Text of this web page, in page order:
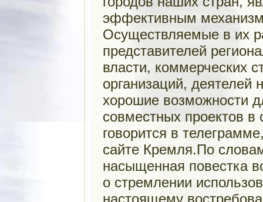
эффективным
Осуществляемые в их
представителей
власти, коммерческих
организаций, деятелей
хорошие возможности
совместных проектов
говорится в
сайте Кремля.По
насыщенная повестка
о стремлении
настоящему